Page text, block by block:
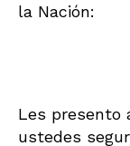
la Nación:
Les presento
ustedes